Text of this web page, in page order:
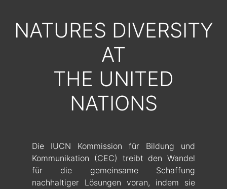
NATURES DIVERSITY
AT
THE UNITED
NATIONS
Die IUCN Kommission für Bildung und
Kommunikation (CEC) treibt den Wandel
für die gemeinsame Schaffung
nachhaltiger Lösungen voran, indem sie